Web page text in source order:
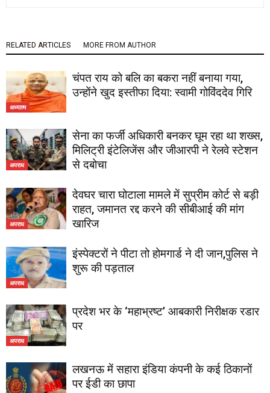
RELATED ARTICLES MORE FROM AUTHOR
अध्यात्म
चंपत राय को बलि का बकरा नहीं बनाया गया,
उन्होंने खुद इस्तीफा दिया: स्वामी गोविंददेव गिरि
अपराध
सेना का फर्जी अधिकारी बनकर घूम रहा था शख्स,
मिलिट्री इंटेलिजेंस और जीआरपी ने रेलवे स्टेशन
से दबोचा
अपराध
देवघर चारा घोटाला मामले में सुप्रीम कोर्ट से बड़ी
राहत, जमानत रद्द करने की सीबीआई की मांग
खारिज
अपराध
इंस्पेक्टरों ने पीटा तो होमगार्ड ने दी जान,पुलिस ने
शुरू की पड़ताल
अपराध
प्रदेश भर के ‘महाभ्रष्ट’ आबकारी निरीक्षक रडार
पर
लखनऊ में सहारा इंडिया कंपनी के कई ठिकानों
पर ईडी का छापा